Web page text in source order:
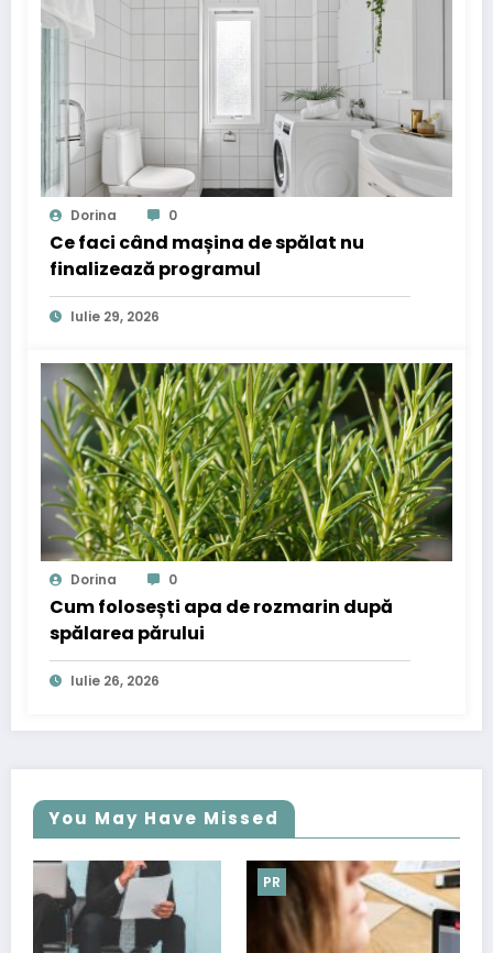
Dorina 0
Ce faci când mașina de spălat nu
finalizează programul
Iulie 29, 2026
Dorina 0
Cum folosești apa de rozmarin după
spălarea părului
Iulie 26, 2026
You May Have Missed
PR